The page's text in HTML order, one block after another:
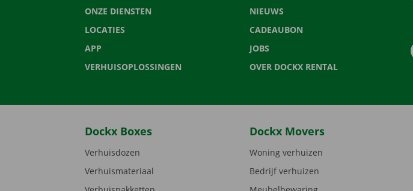
ONZE DIENSTEN
LOCATIES
APP
VERHUISOPLOSSINGEN
NIEUWS
CADEAUBON
JOBS
OVER DOCKX RENTAL
Dockx Boxes
Verhuisdozen
Verhuismateriaal
Dockx Movers
Woning verhuizen
Bedrijf verhuizen